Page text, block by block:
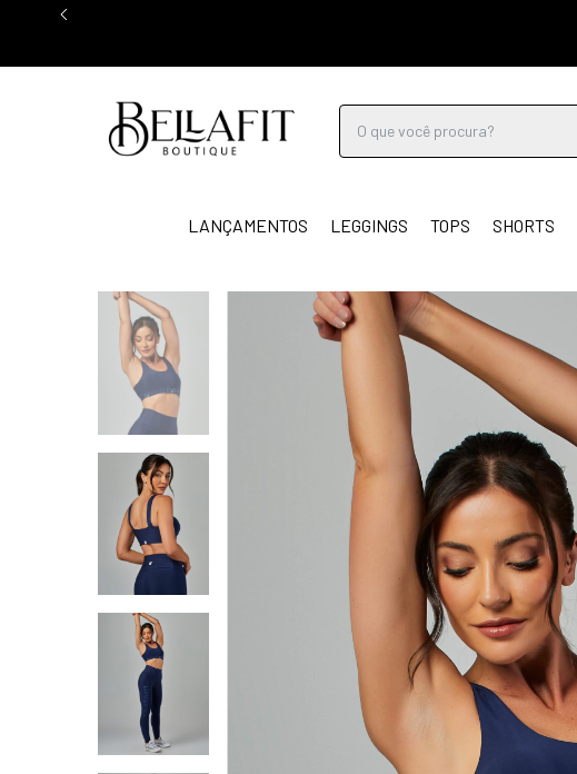
LANÇAMENTOS LEGGINGS TOPS SHORTS